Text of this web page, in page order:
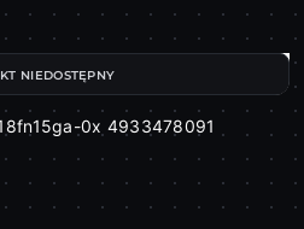
0x 4933478091
NIEDOSTĘPNY